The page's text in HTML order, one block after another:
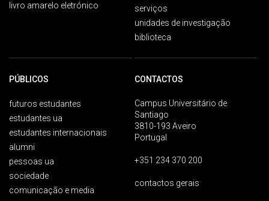
livro amarelo eletrónico
serviços
unidades de investigação
biblioteca
PÚBLICOS
futuros estudantes
estudantes ua
estudantes internacionais
alumni
pessoas ua
sociedade
comunicação e media
CONTACTOS
Campus Universitário de
Santiago
3810-193 Aveiro
Portugal
+351 234 370 200
contactos gerais